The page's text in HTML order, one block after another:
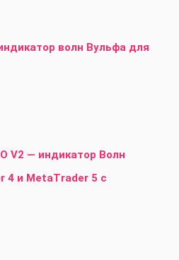
волн Вульфа для
V2 — индикатор Волн
4 и MetaTrader 5 с